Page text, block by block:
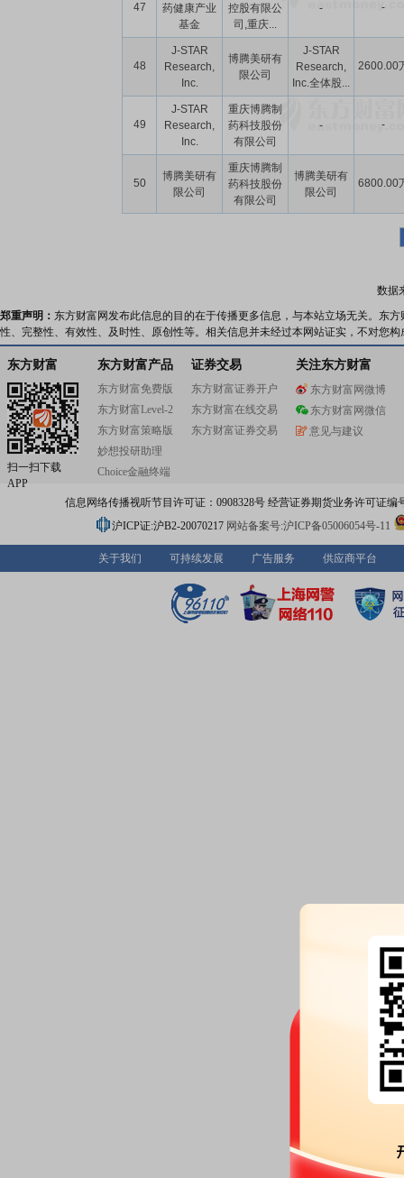
47
药健康产业
基金
控股有限公
司,重庆...
- -
48
J-STAR
Research,
Inc.
博腾美研有
限公司
J-STAR
Research,
Inc.全体股...
2600.00
49
J-STAR
Research,
Inc.
重庆博腾制
药科技股份
有限公司
- -
50
博腾美研有
限公司
重庆博腾制
药科技股份
有限公司
博腾美研有
限公司
6800.00
数据
郑重声明： 东方财富网发布此信息的目的在于传播更多信息，与本站立场无关。东
性、完整性、有效性、及时性、原创性等。相关信息并未经过本网站证实，不对您
东方财富
扫一扫下载
APP
东方财富产品
东方财富免费版
东方财富Level-2
东方财富策略版
妙想投研助理
Choice金融终端
证券交易
东方财富证券开户
东方财富在线交易
东方财富证券交易
关注东方财富
东方财富网微博
东方财富网微信
意见与建议
信息网络传播视听节目许可证：0908328号 经营证券期货业务许可证编
沪ICP证:沪B2-20070217 网站备案号:沪ICP备05006054号-11
关于我们 可持续发展 广告服务 供应商平台